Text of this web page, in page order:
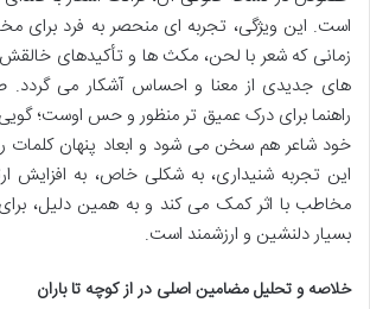
است. این ویژگی، تجربه ای منحصر به فرد برای
زمانی که شعر با لحن، مکث ها و تأکیدهای
های جدیدی از معنا و احساس آشکار می گردد.
راهنما برای درک عمیق تر منظور و حس اوست؛
خود شاعر هم سخن می شود و ابعاد پنهان کلمات
این تجربه شنیداری، به شکلی خاص، به افزایش
مخاطب با اثر کمک می کند و به همین دلیل،
بسیار دلنشین و ارزشمند است.
خلاصه و تحلیل مضامین اصلی در از کوچه تا باران